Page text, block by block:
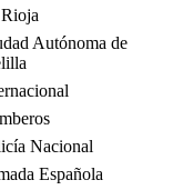
Autónoma de
Nacional
Española